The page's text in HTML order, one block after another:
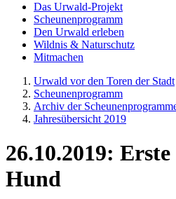
Das Urwald-Projekt
Scheunenprogramm
Den Urwald erleben
Wildnis & Naturschutz
Mitmachen
Urwald vor den Toren der Stadt
Scheunenprogramm
Archiv der
Jahresübersicht 2019
26.10.2019:
Hund